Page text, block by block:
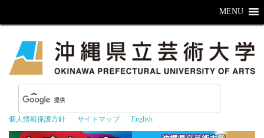
個人情報保護方針 サイトマップ English
MENU